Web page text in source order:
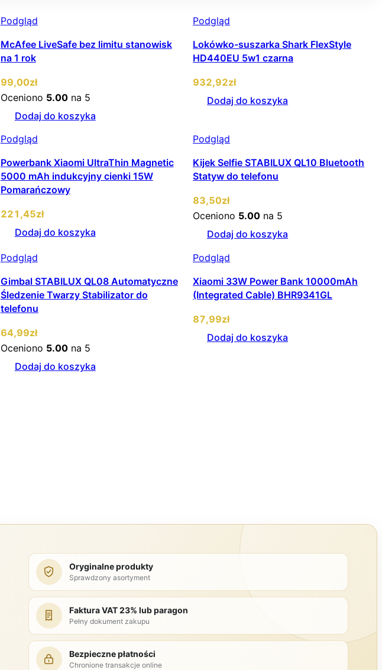
Podgląd
McAfee LiveSafe bez limitu stanowisk
na 1 rok
99,00zł
Oceniono 5.00na 5
Dodaj do koszyka
Podgląd
Lokówko-suszarka Shark FlexStyle
HD440EU 5w1 czarna
932,92zł
Dodaj do koszyka
Podgląd
Powerbank Xiaomi UltraThin Magnetic
5000 mAh indukcyjny cienki 15W
Pomarańczowy
221 ,45zł
Dodaj do koszyka
Podgląd
Kijek Selfie STABILUX QL10 Bluetooth
Statyw do telefonu
83,50zł
Oceniono 5.00 na 5
Dodaj do koszyka
Podgląd
Gimbal STABILUX QL08 Automatyczne
Śledzenie Twarzy Stabilizator do
telefonu
64,99zł
Oceniono 5.00na 5
Dodaj do koszyka
Podgląd
Xiaomi 33W Power Bank 10000mAh
(Integrated Cable) BHR9341GL
87,99zł
Dodaj do koszyka
Oryginalne produkty
Sprawdzony asortyment
Faktura VAT 23% lub paragon
Pełny dokument zakupu
Bezpieczne płatności
Chronione transakcje online